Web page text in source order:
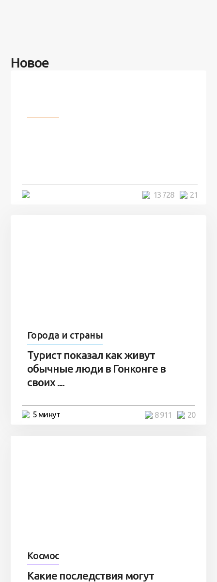
Новое
21
13 728
Города и страны
Турист показал как живут
обычные люди в Гонконге в
своих ...
5 минут 20
8 911
Космос
Какие последствия могут